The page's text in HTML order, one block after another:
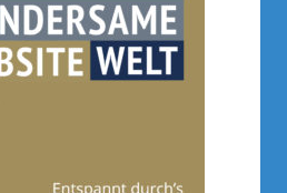
DER
HANDLUNGSAUFFORDERUNG.